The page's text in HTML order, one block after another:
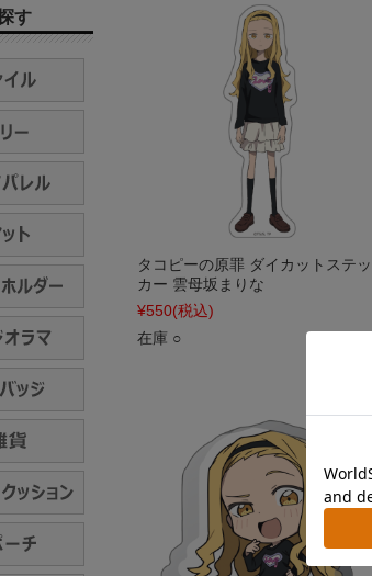
タコピーの原罪 ダイカットステッ
カー 雲母坂まりな
¥550(税込)
在庫 ○
す